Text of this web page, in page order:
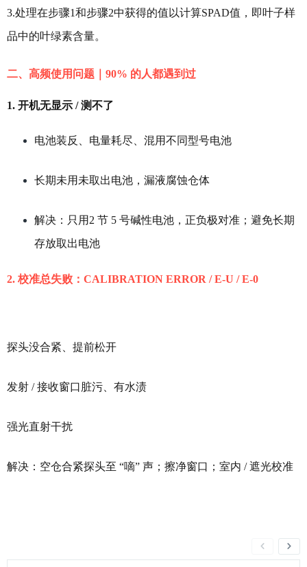
3.处理在步骤1和步骤2中获得的值以计算SPAD值，即叶子样
品中的叶绿素含量。
二、高频使用问题｜90% 的人都遇到过
1. 开机无显示 / 测不了
电池装反、电量耗尽、混用不同型号电池
长期未用未取出电池，漏液腐蚀仓体
解决：只用2 节 5 号碱性电池，正负极对准；避免长期
存放取出电池
2. 校准总失败：CALIBRATION ERROR / E‑U / E‑0
探头没合紧、提前松开
发射 / 接收窗口脏污、有水渍
强光直射干扰
解决：空仓合紧探头至 “嘀” 声；擦净窗口；室内 / 遮光校准